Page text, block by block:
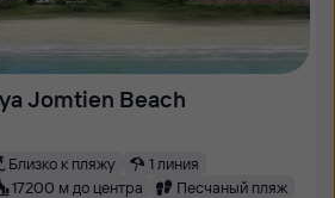
Jomtien Beach
Близко к пляжу
1 линия
17200 м до центра
Песчаный пляж